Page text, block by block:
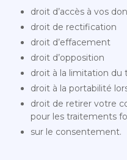
droit d’accès à vos
droit de rectification
droit d’effacement
droit d’opposition
droit à la limitation du
droit à la portabilité
droit de retirer votre
pour les traitements
sur le consentement.